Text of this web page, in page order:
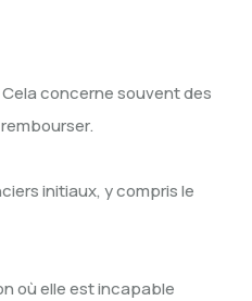
Cela concerne souvent des
initiaux, y compris le
où elle est incapable